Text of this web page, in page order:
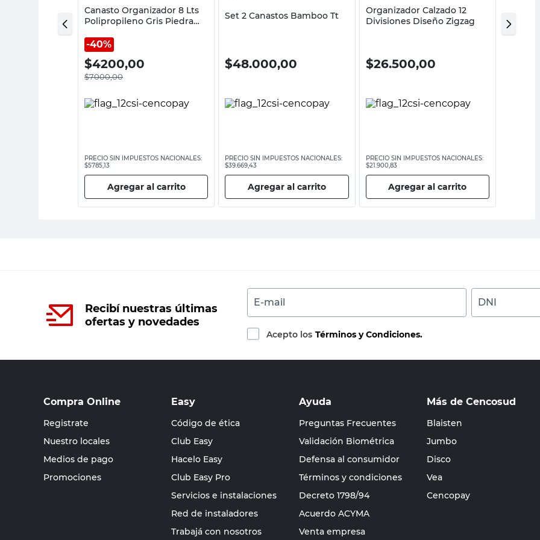
Canasto Organizador 8 Lts
Polipropileno Gris Piedra
40%
$4200,00
$7000,00
PRECIO SIN IMPUESTOS NACIONALES:
$5785,13
Agregar al carrito
Set 2 Canastos Bamboo Tt
$48.000,00
PRECIO SIN IMPUESTOS NACIONALES:
$39.669,43
Agregar al carrito
Organizador Calzado 12
Divisiones Diseño Zigzag
$26.500,00
PRECIO SIN IMPUESTOS NACIONALES:
$21.900,83
Agregar al carrito
3lt
Recibí nuestras últimas
ofertas y novedades
E-mail DNI
Acepto los Términos y Condiciones.
Compra Online
Registrate
Nuestro locales
Medios de pago
Promociones
Easy
Código de ética
Club Easy
Hacelo Easy
Club Easy Pro
Servicios e instalaciones
Red de instaladores
Trabajá con nosotros
Ayuda
Preguntas Frecuentes
Validación Biométrica
Defensa al consumidor
Términos y condiciones
Decreto 1798/94
Acuerdo ACYMA
Venta empresa
Más de Cencosud
Blaisten
Jumbo
Disco
Vea
Cencopay